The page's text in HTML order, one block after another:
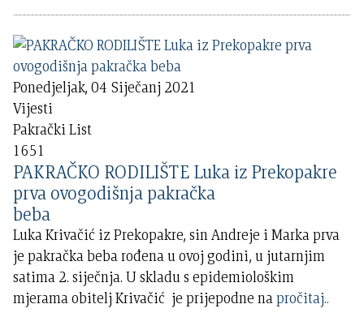
Ponedjeljak, 04 Siječanj 2021
Vijesti
Pakrački List
1651
PAKRAČKO RODILIŠTE Luka iz Prekopakre
prva ovogodišnja pakračka
beba
Luka Krivačić iz Prekopakre, sin Andreje i Marka prva
je pakračka beba rođena u ovoj godini, u jutarnjim
satima 2. siječnja. U skladu s epidemiološkim
mjerama obitelj Krivačić je prijepodne napročitaj..